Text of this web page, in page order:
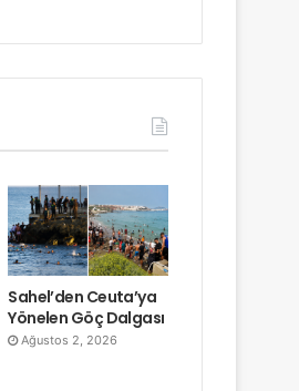
Sahel’den Ceuta’ya
Yönelen Göç Dalgası
Ağustos 2, 2026